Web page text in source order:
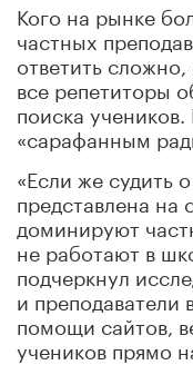
Кого на рынке
частных
ответить
все репетиторы
поиска
«сарафанным
«Если же судить
представлена на
доминируют
не работают в
подчеркнул
и преподаватели
помощи сайтов,
учеников прямо